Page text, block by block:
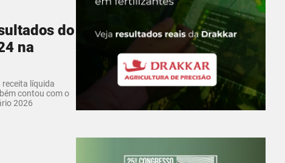
do
na
receita líquida
contou com o
2026